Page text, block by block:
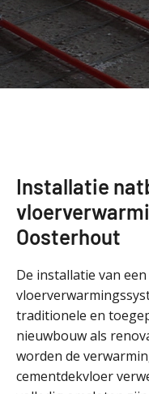
Installatie
Oosterhout
De installatie van
traditionele en
nieuwbouw als
worden de
cementdekvloer